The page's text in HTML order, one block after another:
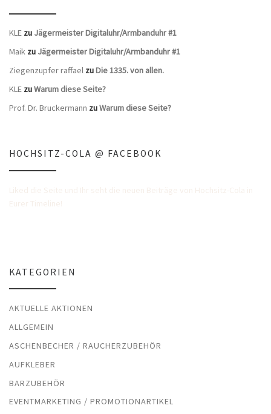
KLE zu Jägermeister Digitaluhr/Armbanduhr #1
Maik zu Jägermeister Digitaluhr/Armbanduhr #1
Ziegenzupfer raffael zuDie 1335. von allen.
KLE zuWarum diese Seite?
Prof. Dr. Bruckermann zuWarum diese Seite?
HOCHSITZ-COLA @ FACEBOOK
KATEGORIEN
AKTUELLE AKTIONEN
ALLGEMEIN
ASCHENBECHER / RAUCHERZUBEHÖR
AUFKLEBER
BARZUBEHÖR
EVENTMARKETING / PROMOTIONARTIKEL